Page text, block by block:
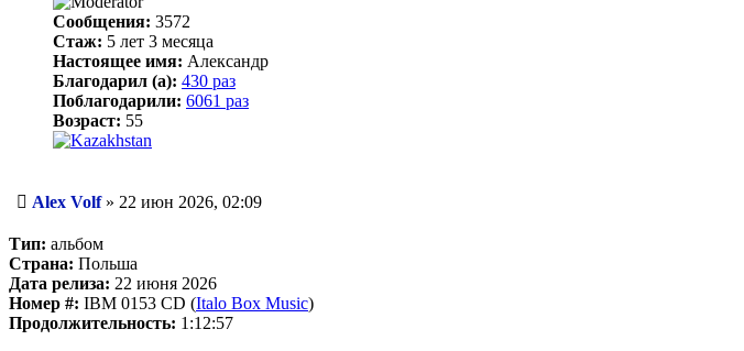
Сообщения: 3572
Стаж: 5 лет 3 месяца
Настоящее имя: Александр
Благодарил (а): 430 раз
Поблагодарили: 6061 раз
Возраст: 55
Сообщение
Alex Volf» 22 июн 2026, 02:09
Тип: альбом
Страна: Польша
Дата релиза: 22 июня 2026
Номер #: IBM 0153 CD (Italo Box Music)
Продолжительность: 1:12:57